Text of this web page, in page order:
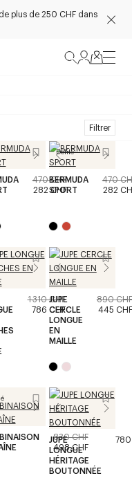
plus de 250 CHF dans
Filtrer
470 CHF
282 CHF
Défilé
BERMUDA
SPORT
470
282
1 310 CHF
786 CHF
JUPE
CERCLE
LONGUE
EN
MAILLE
890 CHF
445 CHF
830 CHF
498 CHF
JUPE
LONGUE
HÉRITAGE
BOUTONNÉE
780